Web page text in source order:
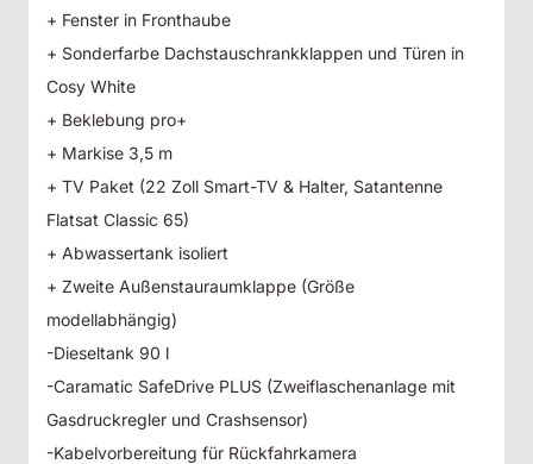
+ Fenster in Fronthaube
+ Sonderfarbe Dachstauschrankklappen und Türen in
Cosy White
+ Beklebung pro+
+ Markise 3,5 m
+ TV Paket (22 Zoll Smart-TV & Halter, Satantenne
Flatsat Classic 65)
+ Abwassertank isoliert
+ Zweite Außenstauraumklappe (Größe
modellabhängig)
-Dieseltank 90 l
-Caramatic SafeDrive PLUS (Zweiflaschenanlage mit
Gasdruckregler und Crashsensor)
-Kabelvorbereitung für Rückfahrkamera